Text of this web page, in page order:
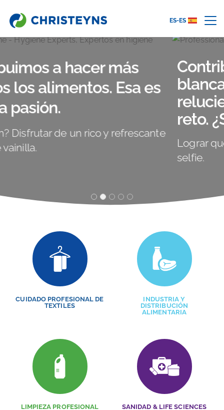
ES-ES
Contribuimos a que la ropa
blanca esté limpia y
reluciente. Ese es nuestro
reto. ¿Su reto?
Lograr que ambos quepan en este divertido
CUIDADO PROFESIONAL DE
TEXTILES
INDUSTRIA Y
DISTRIBUCIÓN
ALIMENTARIA
LIMPIEZA PROFESIONAL SANIDAD & LIFE SCIENCES